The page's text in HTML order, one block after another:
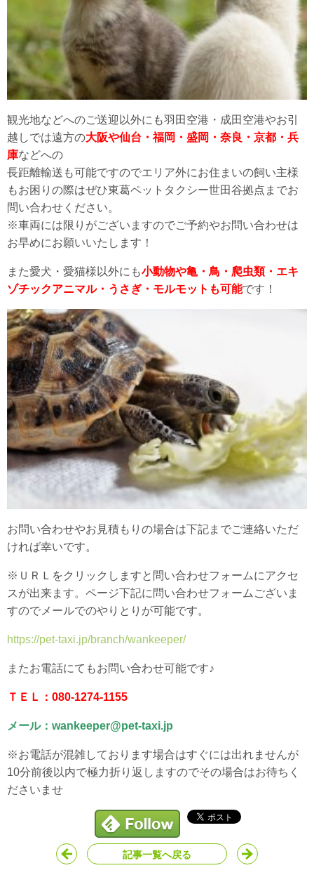
観光地などへのご送迎以外にも羽田空港・成田空港やお引
越しでは遠方の大阪や仙台・福岡・盛岡・奈良・京都・兵
庫などへの
長距離輸送も可能ですのでエリア外にお住まいの飼い主様
もお困りの際はぜひ東葛ペットタクシー世田谷拠点までお
問い合わせください。
※車両には限りがございますのでご予約やお問い合わせは
お早めにお願いいたします！
また愛犬・愛猫様以外にも小動物や亀・鳥・爬虫類・エキ
ゾチックアニマル・うさぎ・モルモットも可能です！
お問い合わせやお見積もりの場合は下記までご連絡いただ
ければ幸いです。
※ＵＲＬをクリックしますと問い合わせフォームにアクセ
スが出来ます。ページ下記に問い合わせフォームございま
すのでメールでのやりとりが可能です。
https://pet-taxi.jp/branch/wankeeper/
またお電話にてもお問い合わせ可能です♪
ＴＥＬ：080-1274-1155
メール：wankeeper@pet-taxi.jp
※お電話が混雑しております場合はすぐには出れませんが
10分前後以内で極力折り返しますのでその場合はお待ちく
ださいませ
記事一覧へ戻る